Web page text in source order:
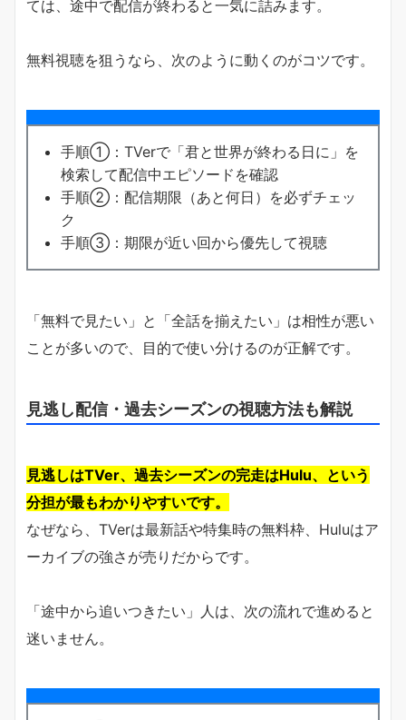
ては、途中で配信が終わると一気に詰みます。
無料視聴を狙うなら、次のように動くのがコツです。
手順①：TVerで「君と世界が終わる日に」を
検索して配信中エピソードを確認
手順②：配信期限（あと何日）を必ずチェッ
ク
手順③：期限が近い回から優先して視聴
「無料で見たい」と「全話を揃えたい」は相性が悪い
ことが多いので、目的で使い分けるのが正解です。
見逃し配信・過去シーズンの視聴方法も解説
見逃しはTVer、過去シーズンの完走はHulu、という
分担が最もわかりやすいです。
なぜなら、TVerは最新話や特集時の無料枠、Huluはア
ーカイブの強さが売りだからです。
「途中から追いつきたい」人は、次の流れで進めると
迷いません。